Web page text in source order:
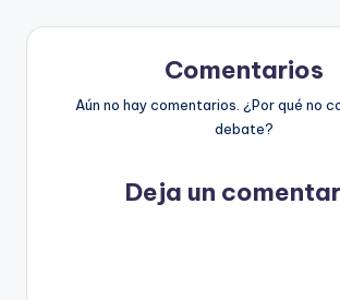
Comentarios
Aún no hay comentarios. ¿Por qué no
debate?
Deja un